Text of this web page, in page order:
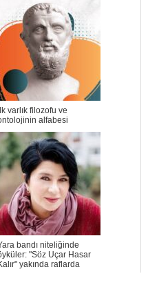
varlık filozofu ve
alfabesi
bandı niteliğinde
"Söz Uçar Hasar
yakında raflarda